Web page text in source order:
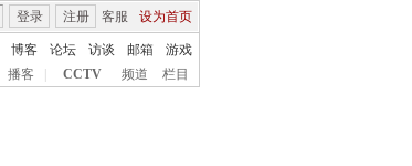
客服 设为首页
登录 注册
博客 论坛 访谈 邮箱
游戏
播客 CCTV 频道 栏目